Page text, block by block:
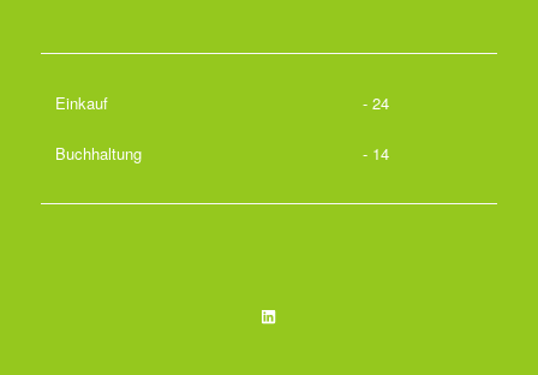
Einkauf - 24
Buchhaltung - 14
LinkedIn